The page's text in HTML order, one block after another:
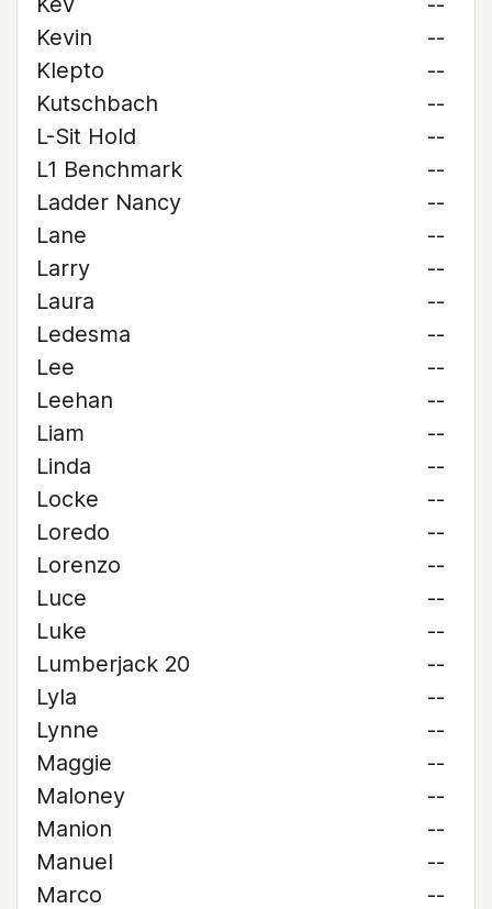
Kevin
--
Klepto
--
Kutschbach
--
L-Sit Hold
--
L1 Benchmark
--
Ladder Nancy
--
Lane
--
Larry
--
Laura
--
Ledesma
--
Lee
--
Leehan
--
Liam
--
Linda
--
Locke
--
Loredo
--
Lorenzo
--
Luce
--
Luke
--
Lumberjack 20
--
Lyla
--
Lynne
--
Maggie
--
Maloney
--
Manion
--
Manuel
--
Marco
--